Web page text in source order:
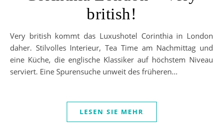
british!
Very british kommt das Luxushotel Corinthia in London
daher. Stilvolles Interieur, Tea Time am Nachmittag und
eine Küche, die englische Klassiker auf höchstem Niveau
serviert. Eine Spurensuche unweit des früheren…
LESEN SIE MEHR